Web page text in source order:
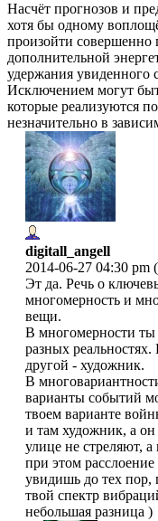
Насчёт прогнозов и
хотя бы одному
произойти совершенно
дополнительной
удержания увиденного
Исключением могут
которые реализуются
незначительно в
digitall_angell
2014-06-27 04:30 pm
Эт да. Речь о
многомерность и
вещи.
В многомерности ты
разных
другой - художник.
В
варианты событий
твоем варианте
и там художник, а
улице не стреляют,
при этом
увидишь до тех пор,
твой спектр
небольшая разница )